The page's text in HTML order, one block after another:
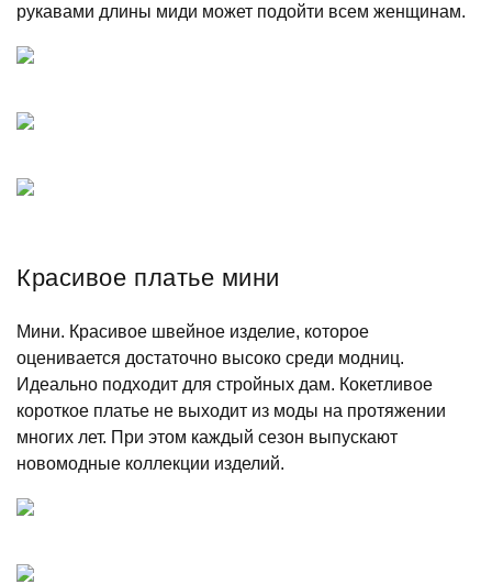
рукавами длины миди может подойти всем женщинам.
Красивое платье мини
Мини. Красивое швейное изделие, которое
оценивается достаточно высоко среди модниц.
Идеально подходит для стройных дам. Кокетливое
короткое платье не выходит из моды на протяжении
многих лет. При этом каждый сезон выпускают
новомодные коллекции изделий.